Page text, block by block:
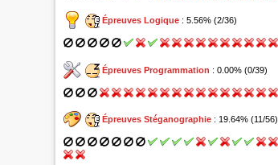
Épreuves Logique : 5.56% (2/36)
Épreuves Programmation : 0.00% (0/39)
Épreuves Stéganographie : 19.64% (11/56)